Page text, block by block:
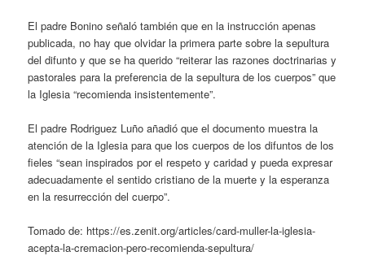
El padre Bonino señaló también que en la instrucción apenas
publicada, no hay que olvidar la primera parte sobre la sepultura
del difunto y que se ha querido “reiterar las razones doctrinarias y
pastorales para la preferencia de la sepultura de los cuerpos” que
la Iglesia “recomienda insistentemente”.
El padre Rodriguez Luño añadió que el documento muestra la
atención de la Iglesia para que los cuerpos de los difuntos de los
fieles “sean inspirados por el respeto y caridad y pueda expresar
adecuadamente el sentido cristiano de la muerte y la esperanza
en la resurrección del cuerpo”.
Tomado de: https://es.zenit.org/articles/card-muller-la-iglesia-
acepta-la-cremacion-pero-recomienda-sepultura/